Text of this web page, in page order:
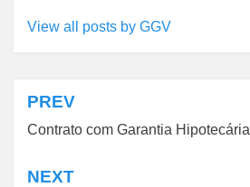
View all posts by GGV
Navegação
de
Post
PREV
Contrato com Garantia Hipotecária
NEXT